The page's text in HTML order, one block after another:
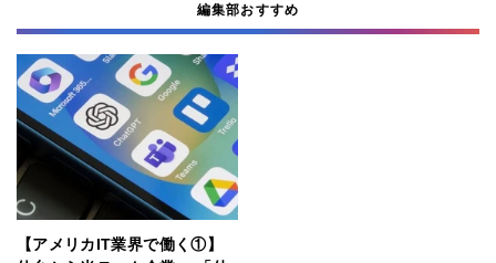
編集部おすすめ
【アメリカIT業界で働く①】